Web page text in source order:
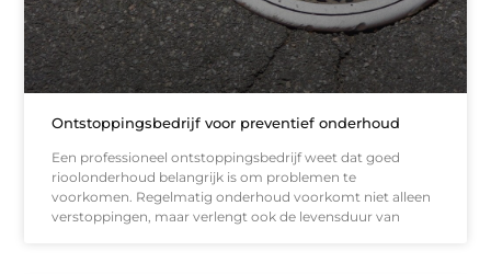
Ontstoppingsbedrijf voor preventief onderhoud
Een professioneel ontstoppingsbedrijf weet dat goed
rioolonderhoud belangrijk is om problemen te
voorkomen. Regelmatig onderhoud voorkomt niet alleen
verstoppingen, maar verlengt ook de levensduur van